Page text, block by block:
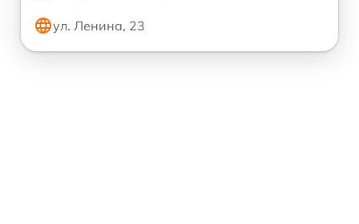
ул. Ленина, 23